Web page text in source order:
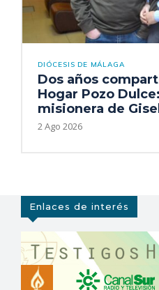
DIÓCESIS DE MÁLAGA
Dos años
Hogar Pozo
misionera de
2 Ago 2026
Enlaces de interés